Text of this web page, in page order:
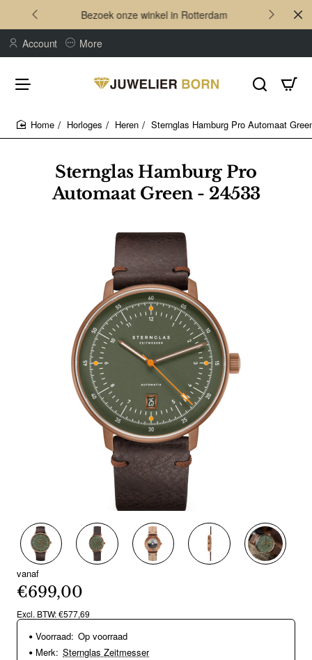
Bezoek onze winkel in Rotterdam
Account More
Sternglas Hamburg Pro
Automaat Green - 24533
Horloges Heren Sternglas Hamburg Pro Automaat
Nieuw
vanaf
€699,00
Excl. BTW: €577,69
Voorraad: Op voorraad
Merk: Sternglas Zeitmesser